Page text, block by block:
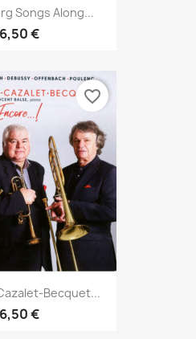
Songs Along...
€
Becquet...
€
favorite_border